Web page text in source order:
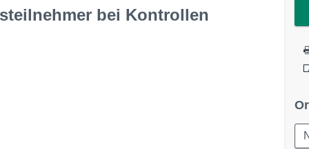
bei Kontrollen